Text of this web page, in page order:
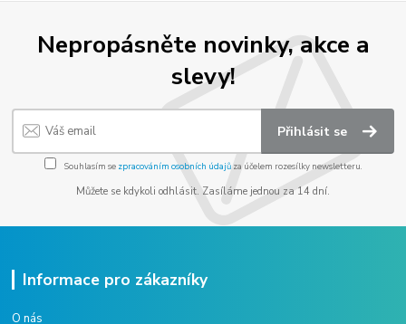
Nepropásněte novinky, akce a
slevy!
Přihlásit se
Souhlasím se zpracováním osobních údajůza účelem rozesílky newsletteru.
Můžete se kdykoli odhlásit. Zasíláme jednou za 14 dní.
Informace pro zákazníky
O nás